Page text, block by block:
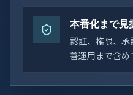
本番化まで見
認証、権限、
善運用まで含め